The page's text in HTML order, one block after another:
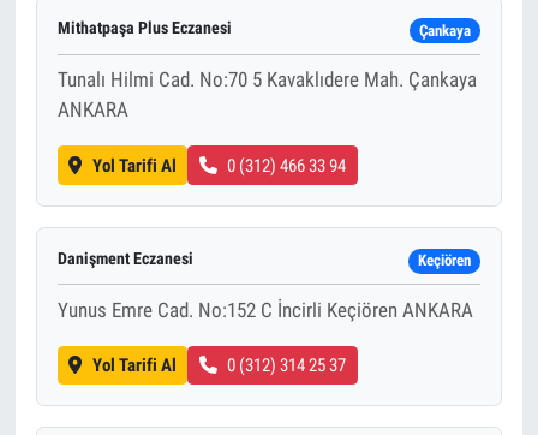
Mithatpaşa Plus Eczanesi Çankaya
Tunalı Hilmi Cad. No:70 5 Kavaklıdere Mah. Çankaya
ANKARA
Yol Tarifi Al 0 (312) 466 33 94
Danişment Eczanesi Keçiören
Yunus Emre Cad. No:152 C İncirli Keçiören ANKARA
Yol Tarifi Al 0 (312) 314 25 37